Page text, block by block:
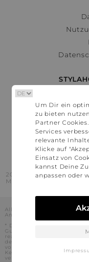
2016 - 2026 © Stylaholic.
Made for you with love
Alle Preise inkl. der jeweils
Angaben ohne Gewähr.
* Die angezeigten Preise
Gutschein-Codes auf den
realisiert werden können.
der Gutschein-Codes durch
vorkommen, dass die
Kenntnisstand bei dem
verwendet werden können.
Um Dir ein
zu bieten
Partner
Services
relevante
Klicke auf
Einsatz von
kannst Deine
anpassen oder